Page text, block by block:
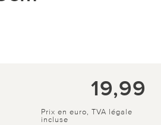
19,99
Prix en euro, TVA légale
incluse